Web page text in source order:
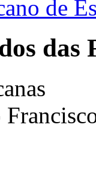
de
das